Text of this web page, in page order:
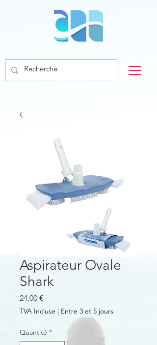
Aspirateur Ovale
Shark
24,00 €
TVA Incluse | Entre 3 et 5 jours
Quantité *